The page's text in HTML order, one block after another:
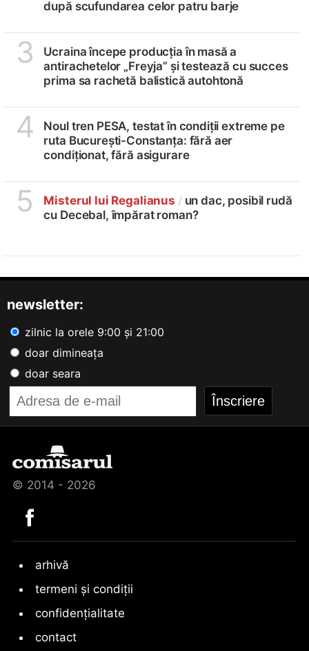
după scufundarea celor patru barje
3
Ucraina începe producția în masă a
antirachetelor „Freyja” și testează cu succes
prima sa rachetă balistică autohtonă
4
Noul tren PESA, testat în condiții extreme pe
ruta București-Constanța: fără aer
condiționat, fără asigurare
5 Misterul lui Regalianus /un dac, posibil rudă
cu Decebal, împărat roman?
newsletter:
zilnic la orele 9:00 și 21:00
doar dimineața
doar seara
© 2014 - 2026
arhivă
termeni și condiții
confidențialitate
contact